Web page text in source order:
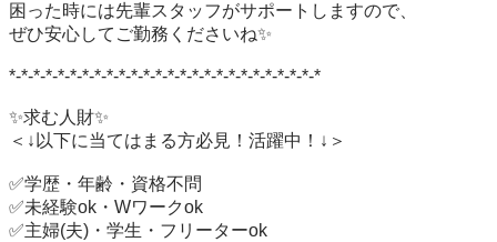
困った時には先輩スタッフがサポートしますので、
ぜひ安心してご勤務くださいね✨
*-*-*-*-*-*-*-*-*-*-*-*-*-*-*-*-*-*-*-*-*-*-*-*-*-*
✨求む人財✨
＜↓以下に当てはまる方必見！活躍中！↓＞
✅学歴・年齢・資格不問
✅未経験ok・Wワークok
✅主婦(夫)・学生・フリーターok